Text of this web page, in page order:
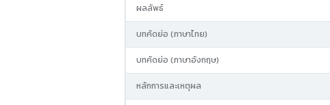
ผลลัพธ์
บทคัดย่อ (ภาษาไทย)
บทคัดย่อ (ภาษาอังกฤษ)
หลักการและเหตุผล